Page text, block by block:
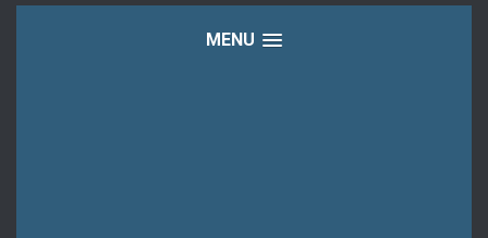
MENU